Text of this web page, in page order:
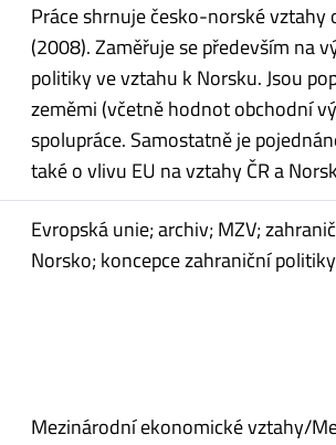
Práce shrnuje česko-norské
(2008). Zaměřuje se především na
politiky ve vztahu k Norsku. Jsou
zeměmi (včetně hodnot obchodní
spolupráce. Samostatně je
také o vlivu EU na vztahy ČR a
Evropská unie; archiv; MZV;
Norsko; koncepce zahraniční
Mezinárodní ekonomické vztahy/